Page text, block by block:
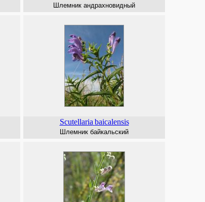
Шлемник андрахновидный
Scutellaria baicalensis
Шлемник байкальский